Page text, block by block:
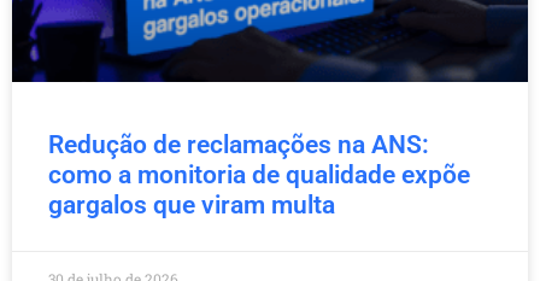
Redução de reclamações na ANS:
como a monitoria de qualidade expõe
gargalos que viram multa